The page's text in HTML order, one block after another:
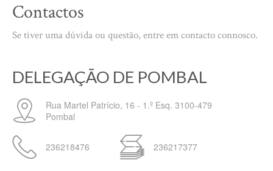
Contactos
Se tiver uma dúvida ou questão, entre em contacto connosco.
DELEGAÇÃO DE POMBAL
Rua Martel Patrício, 16 - 1.º Esq. 3100-479
Pombal
236218476 236217377